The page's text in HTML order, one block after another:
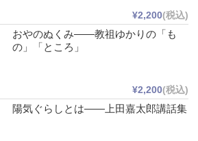
¥2,200(税込)
おやのぬくみ――教祖ゆかりの「も
の」「ところ」
¥2,200(税込)
陽気ぐらしとは――上田嘉太郎講話集